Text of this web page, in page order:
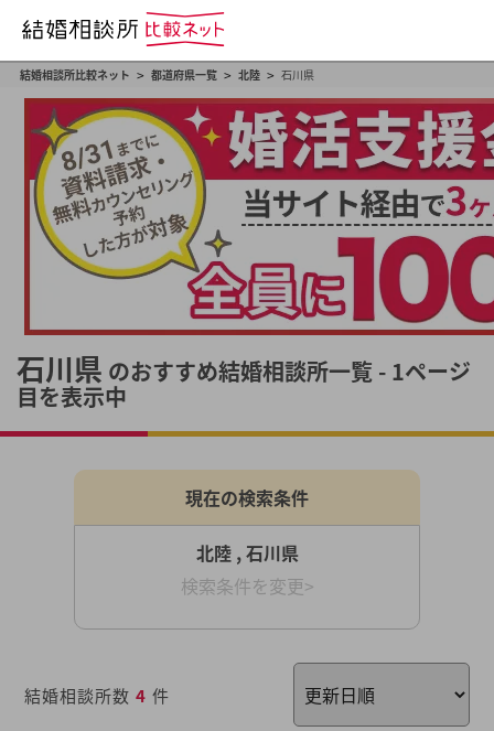
結婚相談所比較ネット > 都道府県一覧 > 北陸 > 石川県
石川県 のおすすめ結婚相談所一覧 - 1ページ
目を表示中
現在の検索条件
北陸 , 石川県
検索条件を変更>
結婚相談所数 4 件